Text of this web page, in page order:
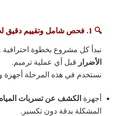
🔍 1. فحص شامل وتقييم دقيق لحالة المبنى
نبدأ كل مشروع بخطوة
الأضرار قبل أي عملية ترميم.
نستخدم في هذه المرحلة أجهزة
أجهزة الكشف عن تسربات
المشكلة بدقة دون تكسير.